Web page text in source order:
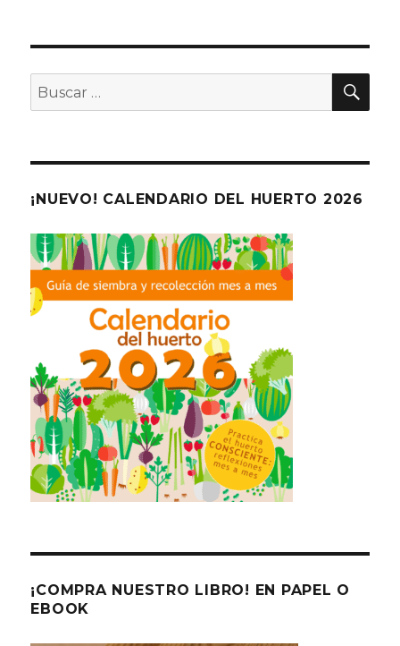
Buscar
por:
¡NUEVO! CALENDARIO DEL HUERTO 2026
¡COMPRA NUESTRO LIBRO! EN PAPEL O
EBOOK